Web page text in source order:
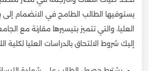
يستوفيها الطالب الطامح في الانضمام إلى
العليا، والتي تتميز بتيسيرها مقارنة مع
إليك شروط الالتحاق بالدراسات العليا لكلية